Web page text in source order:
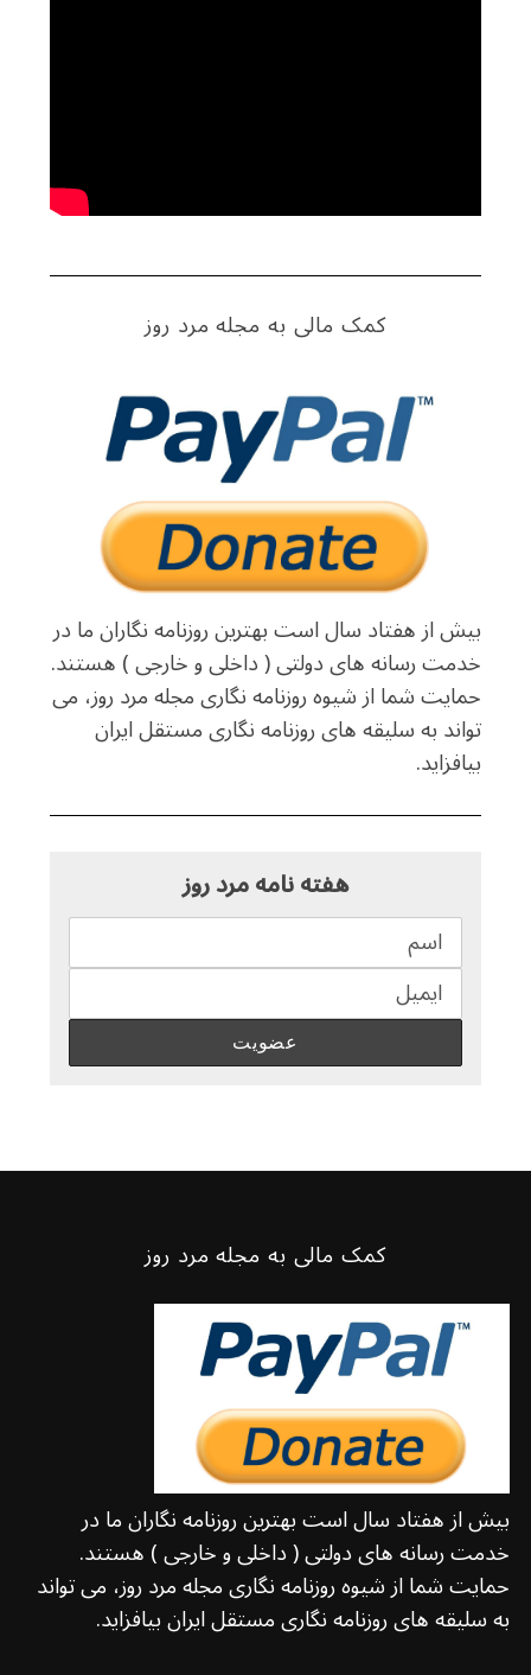
کمک مالی به مجله مرد روز
بیش از هفتاد سال است بهترین روزنامه نگاران ما در
خدمت رسانه های دولتی ( داخلی و خارجی ) هستند.
حمایت شما از شیوه روزنامه نگاری مجله مرد روز، می
تواند به سلیقه های روزنامه نگاری مستقل ایران
بیافزاید.
هفته نامه مرد روز
کمک مالی به مجله مرد روز
بیش از هفتاد سال است بهترین روزنامه نگاران ما در
خدمت رسانه های دولتی ( داخلی و خارجی ) هستند.
حمایت شما از شیوه روزنامه نگاری مجله مرد روز، می تواند
به سلیقه های روزنامه نگاری مستقل ایران بیافزاید.